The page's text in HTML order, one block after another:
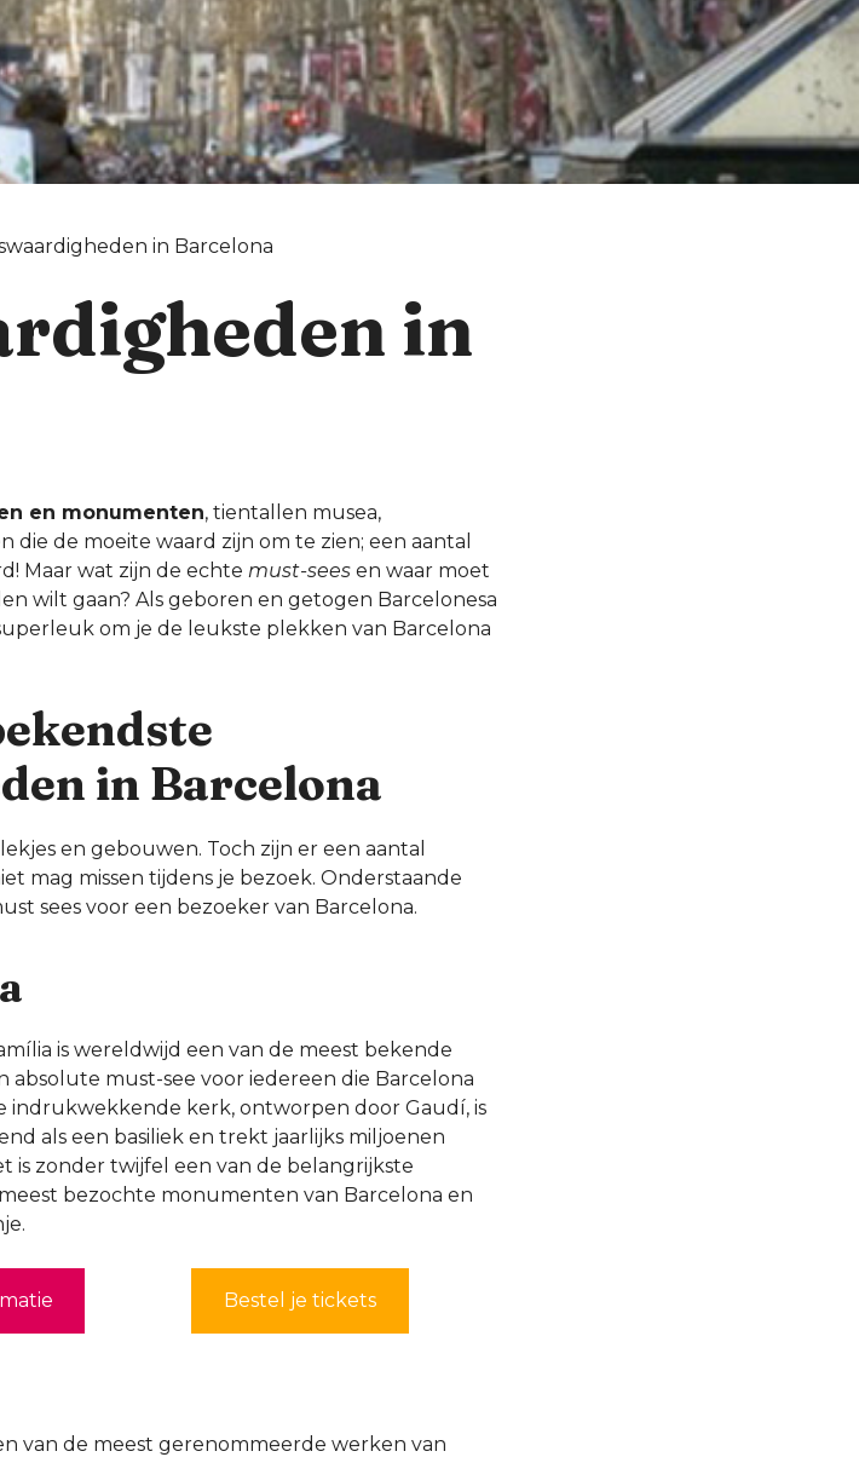
in Barcelona
in
en monumenten, tientallen musea,
de moeite waard zijn om te zien; een aantal
Maar wat zijn de echte must-sees en waar moet
wilt gaan? Als geboren en getogen Barcelonesa
om je de leukste plekken van Barcelona
in Barcelona
en gebouwen. Toch zijn er een aantal
mag missen tijdens je bezoek. Onderstaande
sees voor een bezoeker van Barcelona.
is wereldwijd een van de meest bekende
absolute must-see voor iedereen die Barcelona
indrukwekkende kerk, ontworpen door Gaudí, is
als een basiliek en trekt jaarlijks miljoenen
is zonder twijfel een van de belangrijkste
bezochte monumenten van Barcelona en
Bestel je tickets
van de meest gerenommeerde werken van